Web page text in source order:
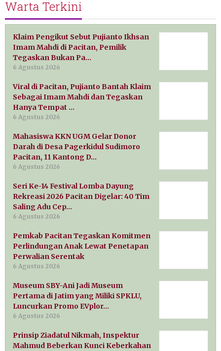
Warta Terkini
Klaim Pengikut Sebut Pujianto Ikhsan
Imam Mahdi di Pacitan, Pemilik
Tegaskan Bukan Pa…
6 Agustus 2026
Viral di Pacitan, Pujianto Bantah Klaim
Sebagai Imam Mahdi dan Tegaskan
Hanya Tempat …
6 Agustus 2026
Mahasiswa KKN UGM Gelar Donor
Darah di Desa Pagerkidul Sudimoro
Pacitan, 11 Kantong D…
6 Agustus 2026
Seri Ke-14 Festival Lomba Dayung
Rekreasi 2026 Pacitan Digelar: 40 Tim
Saling Adu Cep…
6 Agustus 2026
Pemkab Pacitan Tegaskan Komitmen
Perlindungan Anak Lewat Penetapan
Perwalian Serentak
6 Agustus 2026
Museum SBY-Ani Jadi Museum
Pertama di Jatim yang Miliki SPKLU,
Luncurkan Promo EVplor…
6 Agustus 2026
Prinsip Ziadatul Nikmah, Inspektur
Mahmud Beberkan Kunci Keberkahan